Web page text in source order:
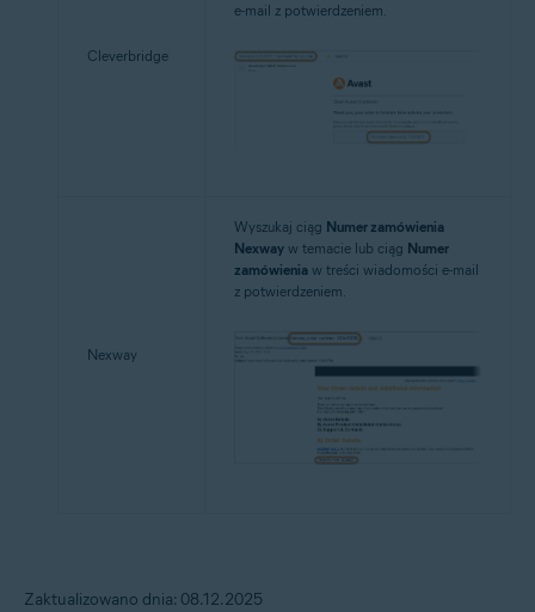
Cleverbridge
e-mail z potwierdzeniem.
Nexway
Wyszukaj ciąg Numer zamówienia
Nexway w temacie lub ciąg Numer
zamówienia w treści wiadomości e-mail
z potwierdzeniem.
Zaktualizowano dnia: 08.12.2025